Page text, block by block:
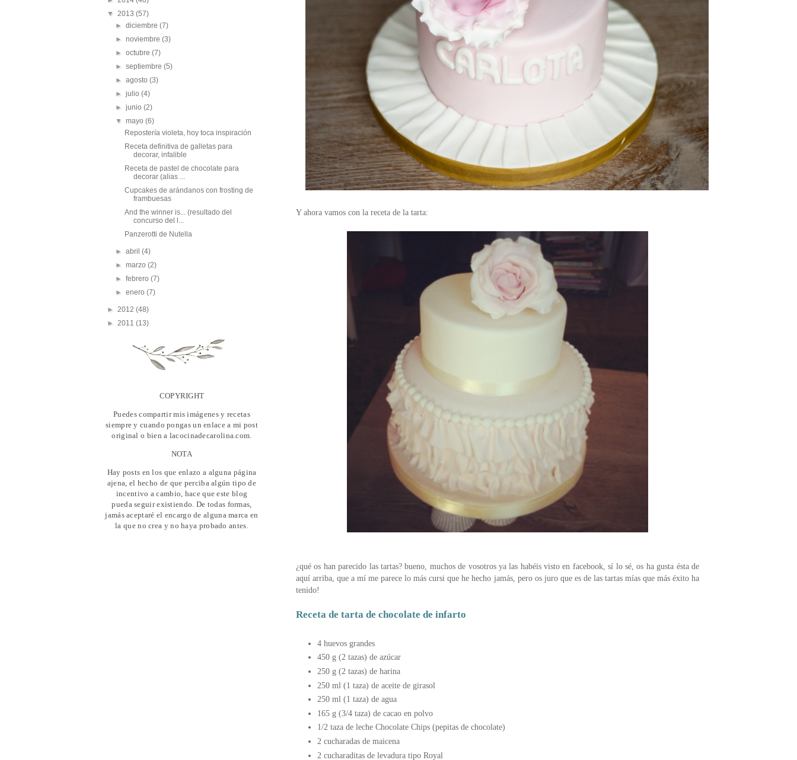
Y ahora vamos con la receta de la tarta:
¿qué os han parecido las tartas? bueno, muchos de vosotros ya las habéis visto en facebook, sí lo sé, os ha gusta ésta de
aquí arriba, que a mí me parece lo más cursi que he hecho jamás, pero os juro que es de las tartas mías que más éxito ha
tenido!
Receta de tarta de chocolate de infarto
4 huevos grandes
450 g (2 tazas) de azúcar
250 g (2 tazas) de harina
250 ml (1 taza) de aceite de girasol
250 ml (1 taza) de agua
165 g (3/4 taza) de cacao en polvo
1/2 taza de leche Chocolate Chips (pepitas de chocolate)
2 cucharadas de maicena
2 cucharaditas de levadura tipo Royal
▼ 2013 (57)
►diciembre(7)
►noviembre(3)
►octubre(7)
►septiembre(5)
►agosto(3)
►julio(4)
►junio(2)
▼mayo(6)
Repostería violeta, hoy toca inspiración
Receta definitiva de galletas para
decorar, infalible
Receta de pastel de chocolate para
decorar (alias ...
Cupcakes de arándanos con frosting de
frambuesas
And the winner is... (resultado del
concurso del l...
Panzerotti de Nutella
►abril(4)
►marzo(2)
►febrero(7)
►enero(7)
► 2012 (48)
► 2011 (13)
COPYRIGHT
Puedes compartir mis imágenes y recetas
siempre y cuando pongas un enlace a mi post
original o bien a lacocinadecarolina.com.
NOTA
Hay posts en los que enlazo a alguna página
ajena, el hecho de que perciba algún tipo de
incentivo a cambio, hace que este blog
pueda seguir existiendo. De todas formas,
jamás aceptaré el encargo de alguna marca en
la que no crea y no haya probado antes.